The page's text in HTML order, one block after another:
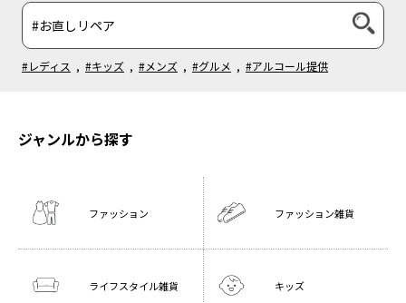
#レディス , #キッズ , #メンズ , #グルメ , #アルコール提供
ジャンルから探す
ファッション ファッション雑貨
ライフスタイル雑貨 キッズ